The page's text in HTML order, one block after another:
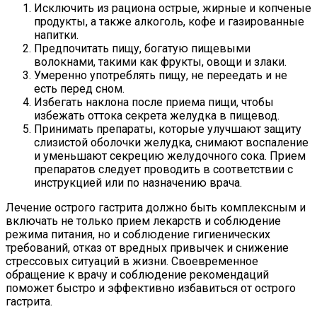
Исключить из рациона острые, жирные и копченые
продукты, а также алкоголь, кофе и газированные
напитки.
Предпочитать пищу, богатую пищевыми
волокнами, такими как фрукты, овощи и злаки.
Умеренно употреблять пищу, не переедать и не
есть перед сном.
Избегать наклона после приема пищи, чтобы
избежать оттока секрета желудка в пищевод.
Принимать препараты, которые улучшают защиту
слизистой оболочки желудка, снимают воспаление
и уменьшают секрецию желудочного сока. Прием
препаратов следует проводить в соответствии с
инструкцией или по назначению врача.
Лечение острого гастрита должно быть комплексным и
включать не только прием лекарств и соблюдение
режима питания, но и соблюдение гигиенических
требований, отказ от вредных привычек и снижение
стрессовых ситуаций в жизни. Своевременное
обращение к врачу и соблюдение рекомендаций
поможет быстро и эффективно избавиться от острого
гастрита.